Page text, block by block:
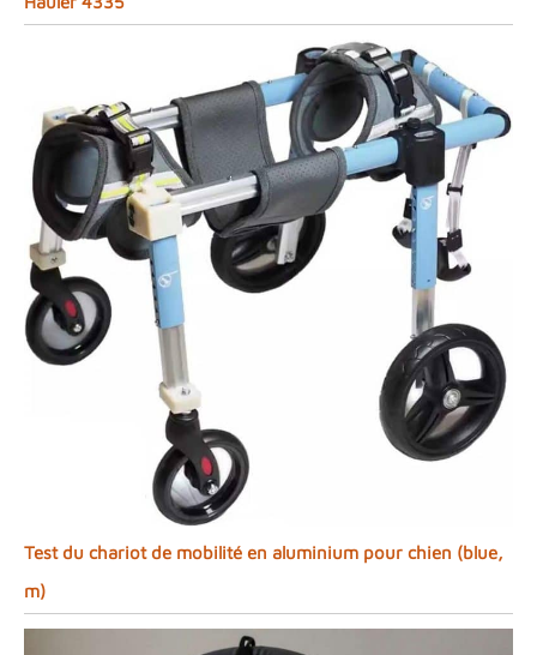
Test du chariot de mobilité en aluminium pour chien (blue,
m)